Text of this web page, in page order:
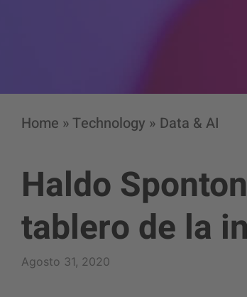
Home »Technology » Data & AI
Haldo
tablero de la
Agosto 31, 2020